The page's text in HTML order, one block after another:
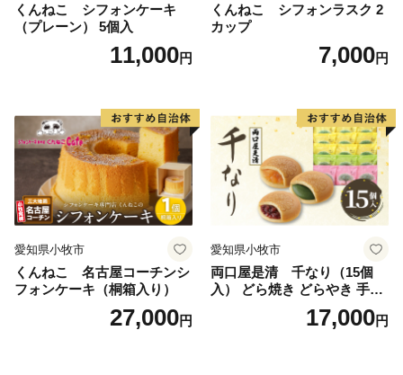
くんねこ シフォンケーキ
（プレーン） 5個入
11,000円
くんねこ シフォンラスク 2
カップ
7,000円
愛知県小牧市
くんねこ 名古屋コーチンシ
フォンケーキ（桐箱入り）
27,000円
愛知県小牧市
両口屋是清 千なり（15個
入） どら焼き どらやき 手土
産 お土産 土産 丹波大納言小
豆 抹茶 林檎 りんご 慶事 お
17,000円